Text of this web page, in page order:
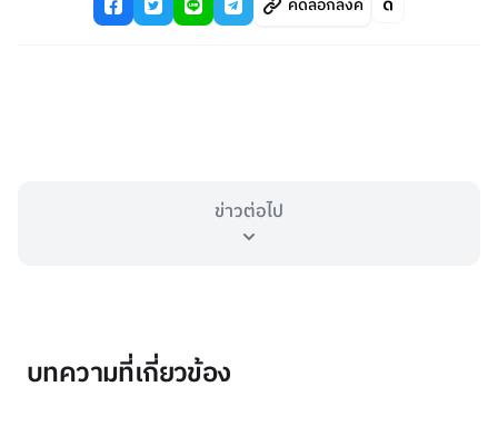
ข่าวต่อไป
บทความที่เกี่ยวข้อง